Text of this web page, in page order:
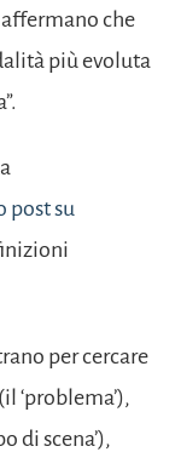
affermano che
più evoluta
post su
per cercare
‘problema’),
di scena’),